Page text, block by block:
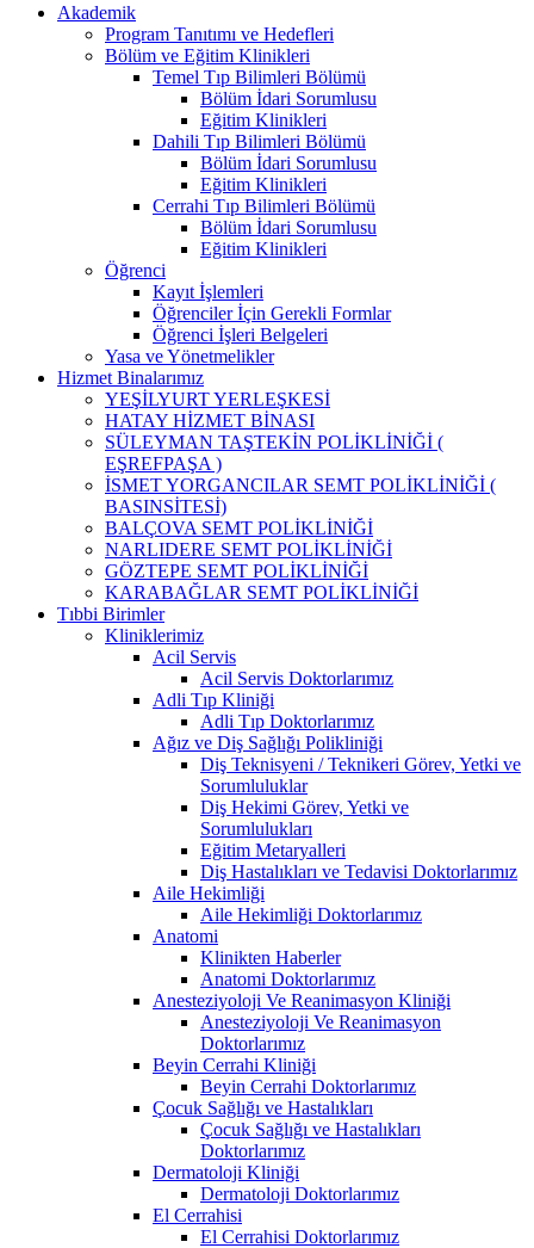
Akademik
Program Tanıtımı ve Hedefleri
Bölüm ve Eğitim Klinikleri
Temel Tıp Bilimleri Bölümü
Bölüm İdari Sorumlusu
Eğitim Klinikleri
Dahili Tıp Bilimleri Bölümü
Bölüm İdari Sorumlusu
Eğitim Klinikleri
Cerrahi Tıp Bilimleri Bölümü
Bölüm İdari Sorumlusu
Eğitim Klinikleri
Öğrenci
Kayıt İşlemleri
Öğrenciler İçin Gerekli Formlar
Öğrenci İşleri Belgeleri
Yasa ve Yönetmelikler
Hizmet Binalarımız
YEŞİLYURT YERLEŞKESİ
HATAY HİZMET BİNASI
SÜLEYMAN TAŞTEKİN POLİKLİNİĞİ (
EŞREFPAŞA )
İSMET YORGANCILAR SEMT POLİKLİNİĞİ (
BASINSİTESİ)
BALÇOVA SEMT POLİKLİNİĞİ
NARLIDERE SEMT POLİKLİNİĞİ
GÖZTEPE SEMT POLİKLİNİĞİ
KARABAĞLAR SEMT POLİKLİNİĞİ
Tıbbi Birimler
Kliniklerimiz
Acil Servis
Acil Servis Doktorlarımız
Adli Tıp Kliniği
Adli Tıp Doktorlarımız
Ağız ve Diş Sağlığı Polikliniği
Diş Teknisyeni / Teknikeri Görev, Yetki ve
Sorumluluklar
Diş Hekimi Görev, Yetki ve
Sorumlulukları
Eğitim Metaryalleri
Diş Hastalıkları ve Tedavisi Doktorlarımız
Aile Hekimliği
Aile Hekimliği Doktorlarımız
Anatomi
Klinikten Haberler
Anatomi Doktorlarımız
Anesteziyoloji Ve Reanimasyon Kliniği
Anesteziyoloji Ve Reanimasyon
Doktorlarımız
Beyin Cerrahi Kliniği
Beyin Cerrahi Doktorlarımız
Çocuk Sağlığı ve Hastalıkları
Çocuk Sağlığı ve Hastalıkları
Doktorlarımız
Dermatoloji Kliniği
Dermatoloji Doktorlarımız
El Cerrahisi
El Cerrahisi Doktorlarımız